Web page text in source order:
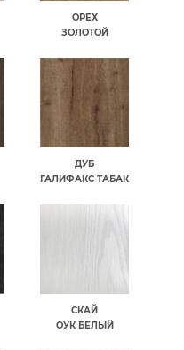
ОРЕХ
ЗОЛОТОЙ
ДУБ
ГАЛИФАКС ТАБАК
СКАЙ
ОУК БЕЛЫЙ